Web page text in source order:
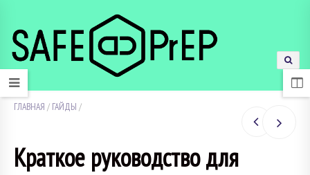
ГЛАВНАЯ / ГАЙДЫ /
Краткое руководство для